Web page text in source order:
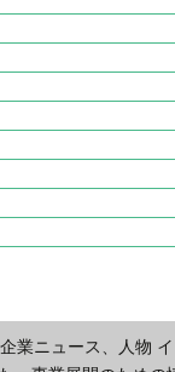
業ニュース、人物